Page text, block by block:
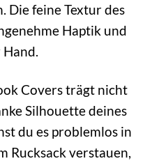
Die feine Textur des
Haptik und
Covers trägt nicht
Silhouette deines
du es problemlos in
Rucksack verstauen,